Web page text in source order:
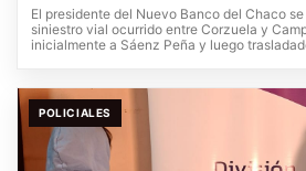
El presidente del Nuevo Banco del Chaco
siniestro vial ocurrido entre Corzuela y
inicialmente a Sáenz Peña y luego
POLICIALES